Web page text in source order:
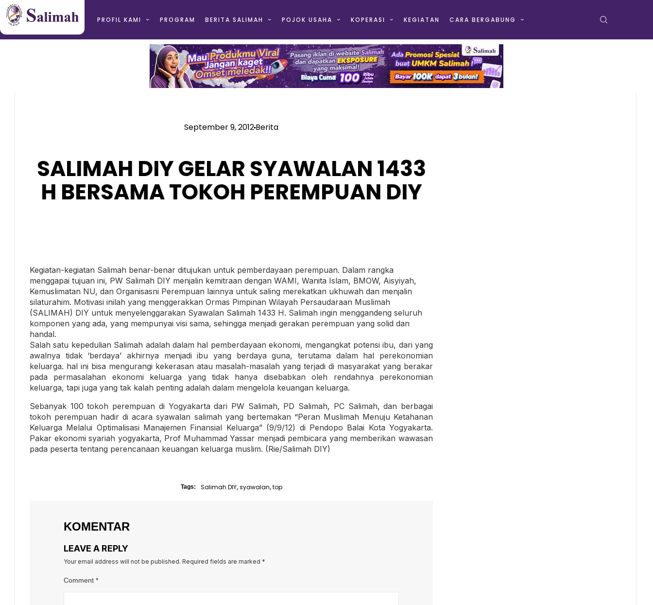
PROFIL KAMI PROGRAM BERITA SALIMAH POJOK USAHA KOPERASI KEGIATAN CARA BERGABUNG
September 9, 2012Berita
SALIMAH DIY GELAR SYAWALAN 1433
H BERSAMA TOKOH PEREMPUAN DIY
Kegiatan-kegiatan Salimah benar-benar ditujukan untuk pemberdayaan perempuan. Dalam rangka
menggapai tujuan ini, PW Salimah DIY menjalin kemitraan dengan WAMI, Wanita Islam, BMOW, Aisyiyah,
Kemuslimatan NU, dan Organisasni Perempuan lainnya untuk saling merekatkan ukhuwah dan menjalin
silaturahim. Motivasi inilah yang menggerakkan Ormas Pimpinan Wilayah Persaudaraan Muslimah
(SALIMAH) DIY untuk menyelenggarakan Syawalan Salimah 1433 H. Salimah ingin menggandeng seluruh
komponen yang ada, yang mempunyai visi sama, sehingga menjadi gerakan perempuan yang solid dan
handal.
Salah satu kepedulian Salimah adalah dalam hal pemberdayaan ekonomi, mengangkat potensi ibu, dari yang
awalnya tidak ‘berdaya’ akhirnya menjadi ibu yang berdaya guna, terutama dalam hal perekonomian
keluarga. hal ini bisa mengurangi kekerasan atau masalah-masalah yang terjadi di masyarakat yang berakar
pada permasalahan ekonomi keluarga yang tidak hanya disebabkan oleh rendahnya perekonomian
keluarga, tapi juga yang tak kalah penting adalah dalam mengelola keuangan keluarga.
Sebanyak 100 tokoh perempuan di Yogyakarta dari PW Salimah, PD Salimah, PC Salimah, dan berbagai
tokoh perempuan hadir di acara syawalan salimah yang bertemakan “Peran Muslimah Menuju Ketahanan
Keluarga Melalui Optimalisasi Manajemen Finansial Keluarga” (9/9/12) di Pendopo Balai Kota Yogyakarta.
Pakar ekonomi syariah yogyakarta, Prof Muhammad Yassar menjadi pembicara yang memberikan wawasan
pada peserta tentang perencanaan keuangan keluarga muslim. (Rie/Salimah DIY)
Tags: Salimah DIY, syawalan, top
KOMENTAR
LEAVE A REPLY
Your email address will not be published. Required fields are marked *
Comment *